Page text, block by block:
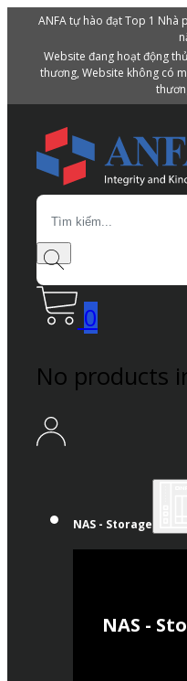
ANFA tự hào đạt Top 1 Nhà
Website đang hoạt động
thương, Website không có
Search
0
No products
NAS - Storage
NAS -